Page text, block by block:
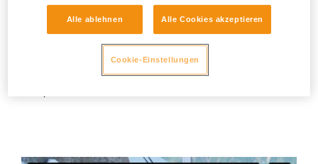
Achtung, Tony Lamiche wendet eine persönliche Technik
beim Anlegen seiner Steigeisen an, die ihm ein gewisses
Maß an Komfort bietet aber auch das Risiko erhöht, dass
empfiehlt, die Gebrauchsanweisung der Steigeisen zu
beachten und diese vor Gebrauch sorgfältig an die Schuhe
Alle ablehnen Alle Cookies akzeptieren
Cookie-Einstellungen